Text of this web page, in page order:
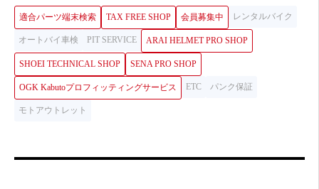
適合パーツ端末検索 TAX FREE SHOP 会員募集中 レンタルバイク
オートバイ車検 PIT SERVICE ARAI HELMET PRO SHOP
SHOEI TECHNICAL SHOP SENA PRO SHOP
OGK Kabutoプロフィッティングサービス ETC パンク保証
モトアウトレット